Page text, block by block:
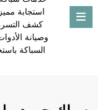
استجابة
كشف
وصيانة
السباكة